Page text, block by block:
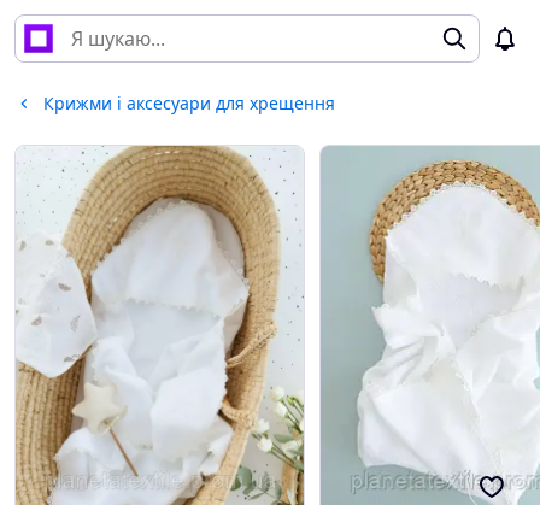
Крижми і аксесуари для хрещення